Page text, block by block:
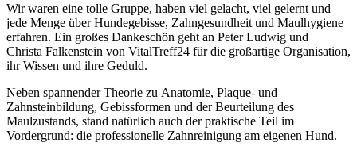
Wir waren eine tolle Gruppe, haben viel gelacht, viel gelernt und
jede Menge über Hundegebisse, Zahngesundheit und Maulhygiene
erfahren. Ein großes Dankeschön geht an Peter Ludwig und
Christa Falkenstein von VitalTreff24 für die großartige Organisation,
ihr Wissen und ihre Geduld.
Neben spannender Theorie zu Anatomie, Plaque- und
Zahnsteinbildung, Gebissformen und der Beurteilung des
Maulzustands, stand natürlich auch der praktische Teil im
Vordergrund: die professionelle Zahnreinigung am eigenen Hund.